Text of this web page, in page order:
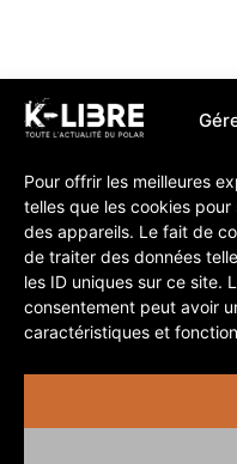
Pour offrir les meilleures
telles que les cookies
des appareils. Le fait de
de traiter des données
les ID uniques sur ce site.
consentement peut avoir
caractéristiques et